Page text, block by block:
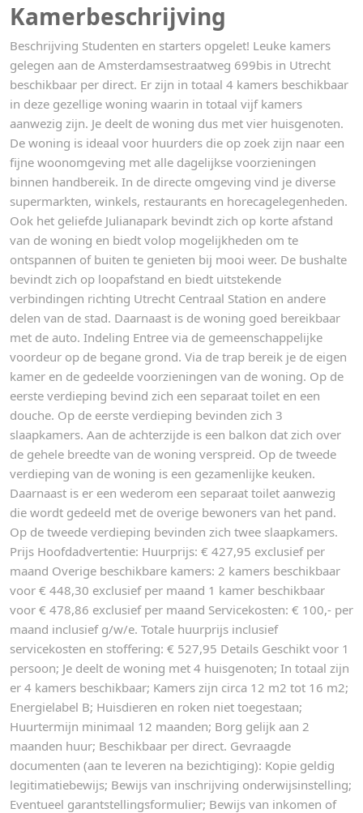
Kamerbeschrijving
Beschrijving Studenten en starters opgelet! Leuke kamers
gelegen aan de Amsterdamsestraatweg 699bis in Utrecht
beschikbaar per direct. Er zijn in totaal 4 kamers beschikbaar
in deze gezellige woning waarin in totaal vijf kamers
aanwezig zijn. Je deelt de woning dus met vier huisgenoten.
De woning is ideaal voor huurders die op zoek zijn naar een
fijne woonomgeving met alle dagelijkse voorzieningen
binnen handbereik. In de directe omgeving vind je diverse
supermarkten, winkels, restaurants en horecagelegenheden.
Ook het geliefde Julianapark bevindt zich op korte afstand
van de woning en biedt volop mogelijkheden om te
ontspannen of buiten te genieten bij mooi weer. De bushalte
bevindt zich op loopafstand en biedt uitstekende
verbindingen richting Utrecht Centraal Station en andere
delen van de stad. Daarnaast is de woning goed bereikbaar
met de auto. Indeling Entree via de gemeenschappelijke
voordeur op de begane grond. Via de trap bereik je de eigen
kamer en de gedeelde voorzieningen van de woning. Op de
eerste verdieping bevind zich een separaat toilet en een
douche. Op de eerste verdieping bevinden zich 3
slaapkamers. Aan de achterzijde is een balkon dat zich over
de gehele breedte van de woning verspreid. Op de tweede
verdieping van de woning is een gezamenlijke keuken.
Daarnaast is er een wederom een separaat toilet aanwezig
die wordt gedeeld met de overige bewoners van het pand.
Op de tweede verdieping bevinden zich twee slaapkamers.
Prijs Hoofdadvertentie: Huurprijs: € 427,95 exclusief per
maand Overige beschikbare kamers: 2 kamers beschikbaar
voor € 448,30 exclusief per maand 1 kamer beschikbaar
voor € 478,86 exclusief per maand Servicekosten: € 100,- per
maand inclusief g/w/e. Totale huurprijs inclusief
servicekosten en stoffering: € 527,95 Details Geschikt voor 1
persoon; Je deelt de woning met 4 huisgenoten; In totaal zijn
er 4 kamers beschikbaar; Kamers zijn circa 12 m2 tot 16 m2;
Energielabel B; Huisdieren en roken niet toegestaan;
Huurtermijn minimaal 12 maanden; Borg gelijk aan 2
maanden huur; Beschikbaar per direct. Gevraagde
documenten (aan te leveren na bezichtiging): Kopie geldig
legitimatiebewijs; Bewijs van inschrijving onderwijsinstelling;
Eventueel garantstellingsformulier; Bewijs van inkomen of